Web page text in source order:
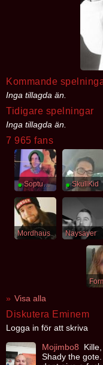
Kommande
Inga tillagda än.
Tidigare spelningar
Inga tillagda än.
7 965 fans
●Soptunnekatt ●SkullKid
Mordhaus Naysayer
Visa alla
Diskutera Eminem
Logga in för att skriva
Mojimbo8
Shady the